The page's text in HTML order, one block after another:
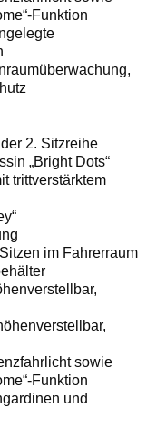
Funktion
2. Sitzreihe
„Bright Dots“
trittverstärktem
im Fahrerraum
sowie
Funktion
und